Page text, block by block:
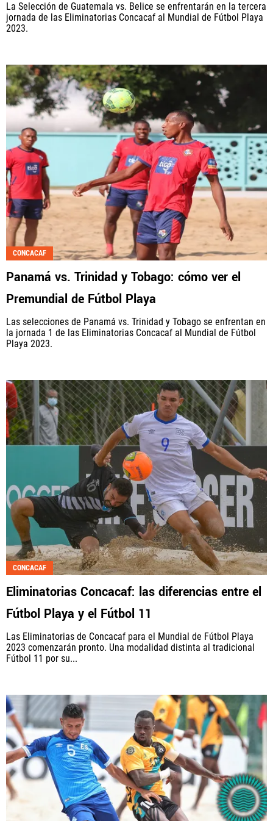
La Selección de Guatemala vs. Belice se enfrentarán en la tercera
jornada de las Eliminatorias Concacaf al Mundial de Fútbol Playa
2023.
CONCACAF
Panamá vs. Trinidad y Tobago: cómo ver el
Premundial de Fútbol Playa
Las selecciones de Panamá vs. Trinidad y Tobago se enfrentan en
la jornada 1 de las Eliminatorias Concacaf al Mundial de Fútbol
Playa 2023.
CONCACAF
Eliminatorias Concacaf: las diferencias entre el
Fútbol Playa y el Fútbol 11
Las Eliminatorias de Concacaf para el Mundial de Fútbol Playa
2023 comenzarán pronto. Una modalidad distinta al tradicional
Fútbol 11 por su...